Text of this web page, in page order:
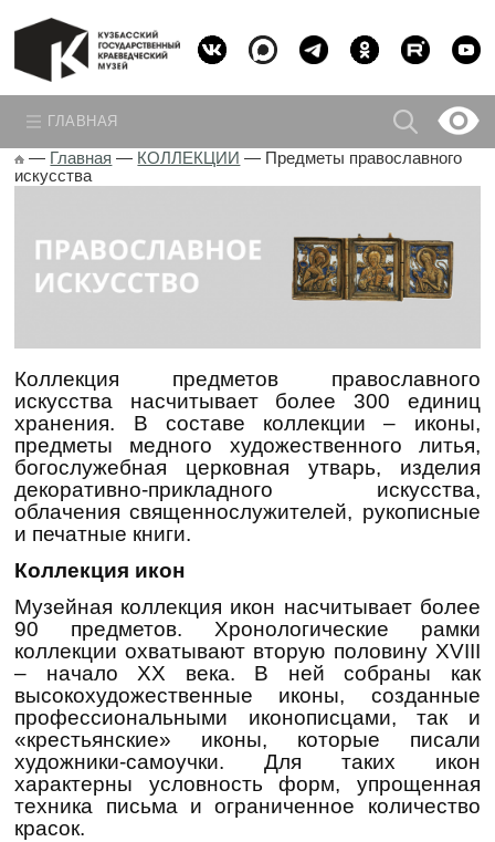
ГЛАВНАЯ
— Главная — КОЛЛЕКЦИИ — Предметы православного
искусства
Коллекция предметов православного
искусства насчитывает более 300 единиц
хранения. В составе коллекции – иконы,
предметы медного художественного литья,
богослужебная церковная утварь, изделия
декоративно-прикладного искусства,
облачения священнослужителей, рукописные
и печатные книги.
Коллекция икон
Музейная коллекция икон насчитывает более
90 предметов. Хронологические рамки
коллекции охватывают вторую половину XVIII
– начало ХХ века. В ней собраны как
высокохудожественные иконы, созданные
профессиональными иконописцами, так и
«крестьянские» иконы, которые писали
художники-самоучки. Для таких икон
характерны условность форм, упрощенная
техника письма и ограниченное количество
красок.